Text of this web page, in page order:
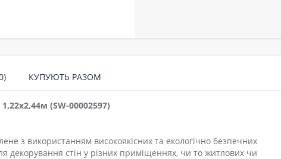
КУПУЮТЬ РАЗОМ
(SW-00002597)
з використанням високоякісних та екологічно безпечних
декорування стін у різних приміщеннях, чи то житлових чи